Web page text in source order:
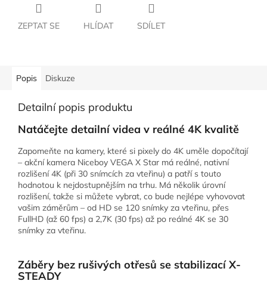
ZEPTAT SE HLÍDAT SDÍLET
Popis Diskuze
Detailní popis produktu
Natáčejte detailní videa v reálné 4K kvalitě
Zapomeňte na kamery, které si pixely do 4K uměle dopočítají
– akční kamera Niceboy VEGA X Star má reálné, nativní
rozlišení 4K (při 30 snímcích za vteřinu) a patří s touto
hodnotou k nejdostupnějším na trhu. Má několik úrovní
rozlišení, takže si můžete vybrat, co bude nejlépe vyhovovat
vašim záměrům – od HD se 120 snímky za vteřinu, přes
FullHD (až 60 fps) a 2,7K (30 fps) až po reálné 4K se 30
snímky za vteřinu.
Záběry bez rušivých otřesů se stabilizací X-
STEADY